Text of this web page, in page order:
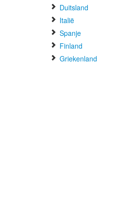
Duitsland
Italië
Spanje
Finland
Griekenland